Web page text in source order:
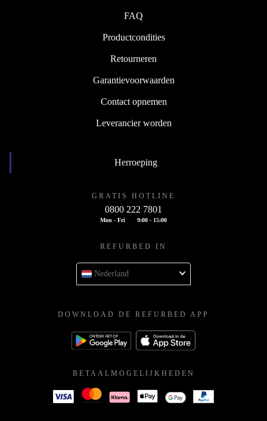
FAQ
Productcondities
Retourneren
Garantievoorwaarden
Contact opnemen
Leverancier worden
Herroeping
GRATIS HOTLINE
0800 222 7801
Mon - Fri 9:00 - 15:00
REFURBED IN
Nederland
DOWNLOAD DE REFURBED APP
BETAALMOGELIJKHEDEN